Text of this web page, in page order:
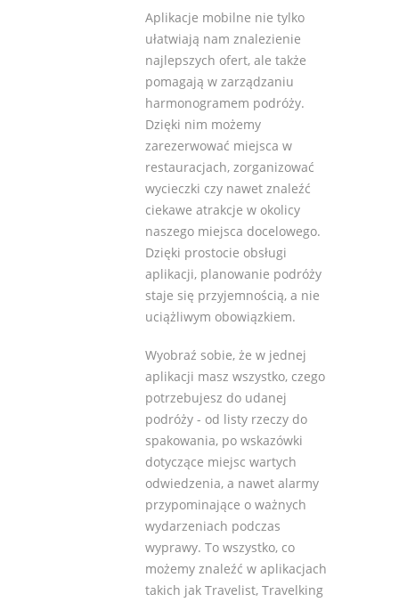
Aplikacje mobilne nie tylko
ułatwiają nam znalezienie
najlepszych ofert, ale także
pomagają w zarządzaniu
harmonogramem podróży.
Dzięki nim możemy
zarezerwować miejsca w
restauracjach, zorganizować
wycieczki czy nawet znaleźć
ciekawe atrakcje w okolicy
naszego miejsca docelowego.
Dzięki prostocie obsługi
aplikacji, planowanie podróży
staje się przyjemnością, a nie
uciążliwym obowiązkiem.
Wyobraź sobie, że w jednej
aplikacji masz wszystko, czego
potrzebujesz do udanej
podróży - od listy rzeczy do
spakowania, po wskazówki
dotyczące miejsc wartych
odwiedzenia, a nawet alarmy
przypominające o ważnych
wydarzeniach podczas
wyprawy. To wszystko, co
możemy znaleźć w aplikacjach
takich jak Travelist, Travelking